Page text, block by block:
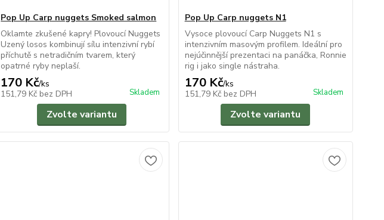
Pop Up Carp nuggets Smoked salmon
Oklamte zkušené kapry! Plovoucí Nuggets
Uzený losos kombinují sílu intenzivní rybí
příchutě s netradičním tvarem, který
opatrné ryby neplaší.
170 Kč/ks
151,79 Kč bez DPH Skladem
Zvolte variantu
Pop Up Carp nuggets N1
Vysoce plovoucí Carp Nuggets N1 s
intenzivním masovým profilem. Ideální pro
nejúčinnější prezentaci na panáčka, Ronnie
rig i jako single nástraha.
170 Kč/ks
151,79 Kč bez DPH Skladem
Zvolte variantu